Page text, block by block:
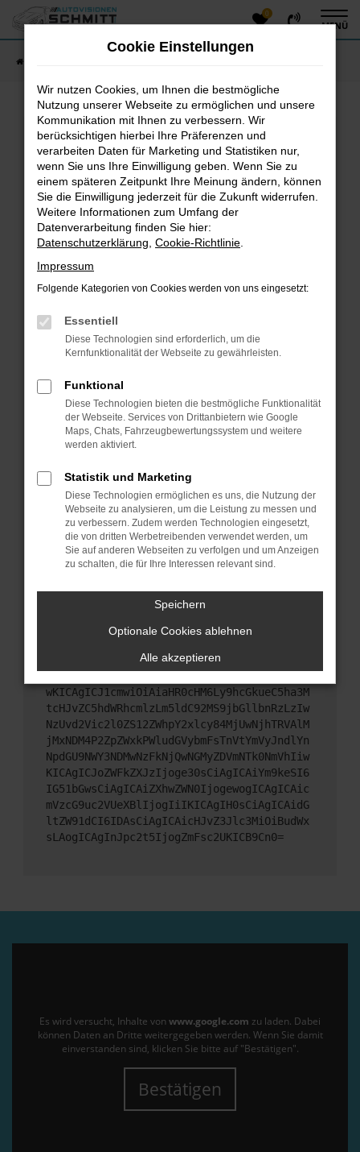
Zum
Hauptinhalt
0
MENÜ
Fehler: Network Error
Beim Laden ist ein Fehler aufgetreten.
Hier sind ein paar Tipps, die dir helfen können:
Überprüfe deine Firewall und deine
Internetverbindung.
Laden andere Webseiten, zum Beispiel deine
Suchmaschine?
Prüfe deine Browsererweiterungen.
das Laden bestimmter Seiten verhindern.
Funktioniert die Seite in einem anderen Browser
oder in einem privaten Fenster?
Das kann manchmal helfen, vorübergehende
Probleme zu beheben.
Stelle sicher, dass dein Browser und dein
Betriebssystem auf dem neuesten Stand sind.
Sicherheitsrisiko, sondern kann auch dazu führen,
dass bestimmte Funktionen nicht mehr
unterstützt werden.
Wende dich an den Webseitenbetreiber.
Wenn du alle oben genannten Schritte versucht
hast, kontaktiere uns bitte. Wir werden versuchen,
das Problem zu beheben. Du kannst uns diesen
Text schicken, um uns bei der Fehlersuche zu
unterstützen:
ewogICJuYW1lIjogIk5ldHdvcmtFcnJvciIsCiAgI
mNvbmZpZyI6IHsKICAgICJtZXRob2QiOiAiR0VUIi
wKICAgICJ1cmwiOiAiaHR0cHM6Ly9hcGkueC5ha3M
tcHJvZC5hdWRhcmlzLm5ldC92MS9jbGllbnRzLzIw
NzUvd2Vic2l0ZS12ZWhpY2xlcy84MjUwNjhTRVAlM
jMxNDM4P2ZpZWxkPWludGVybmFsTnVtYmVyJndlYn
NpdGU9NWY3NDMwNzFkNjQwNGMyZDVmNTk0NmVhIiw
KICAgICJoZWFkZXJzIjoge30sCiAgICAiYm9keSI6
IG51bGwsCiAgICAiZXhwZWN0IjogewogICAgICAic
mVzcG9uc2VUeXBlIjogIiIKICAgIH0sCiAgICAidG
ltZW91dCI6IDAsCiAgICAicHJvZ3Jlc3MiOiBudWx
sLAogICAgInJpc2t5IjogZmFsc2UKICB9Cn0=
Es wird versucht, Inhalte von www.google.com zu laden. Dabei
können Daten an Dritte weitergegeben werden. Wenn Sie damit
einverstanden sind, klicken Sie bitte auf "Bestätigen".
Bestätigen
Cookie Einstellungen
Wir nutzen Cookies, um Ihnen die bestmögliche
Nutzung unserer Webseite zu ermöglichen und unsere
Kommunikation mit Ihnen zu verbessern. Wir
berücksichtigen hierbei Ihre Präferenzen und
verarbeiten Daten für Marketing und Statistiken nur,
wenn Sie uns Ihre Einwilligung geben. Wenn Sie zu
einem späteren Zeitpunkt Ihre Meinung ändern, können
Sie die Einwilligung jederzeit für die Zukunft widerrufen.
Weitere Informationen zum Umfang der
Datenverarbeitung finden Sie hier:
Datenschutzerklärung Cookie-Richtlinie
Impressum
Folgende Kategorien von Cookies werden von uns eingesetzt:
Essentiell
Diese Technologien sind erforderlich, um die
Kernfunktionalität der Webseite zu gewährleisten.
Funktional
Diese Technologien bieten die bestmögliche Funktionalität
der Webseite. Services von Drittanbietern wie Google
Maps, Chats, Fahrzeugbewertungssystem und weitere
werden aktiviert.
Statistik und Marketing
Diese Technologien ermöglichen es uns, die Nutzung der
Webseite zu analysieren, um die Leistung zu messen und
zu verbessern. Zudem werden Technologien eingesetzt,
die von dritten Werbetreibenden verwendet werden, um
Sie auf anderen Webseiten zu verfolgen und um Anzeigen
zu schalten, die für Ihre Interessen relevant sind.
Speichern
Optionale Cookies ablehnen
Alle akzeptieren